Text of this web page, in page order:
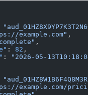
example.com" ,
,
: 82 ,
:
"2026-05-
example.com/